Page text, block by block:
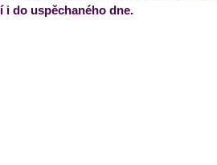
i do uspěchaného dne.